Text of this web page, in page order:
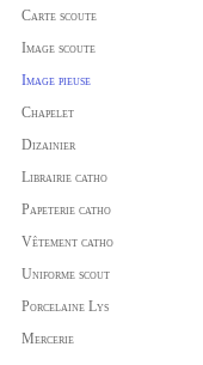
Carte scoute
Image scoute
Image pieuse
Chapelet
Dizainier
Librairie catho
Papeterie catho
Vêtement catho
Uniforme scout
Porcelaine Lys
Mercerie